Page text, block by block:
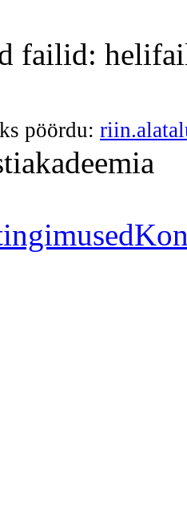
failid:
pöördu: